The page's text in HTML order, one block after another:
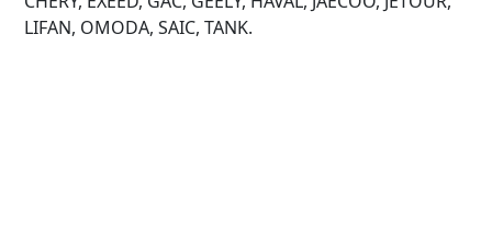
LIFAN, OMODA, SAIC, TANK.